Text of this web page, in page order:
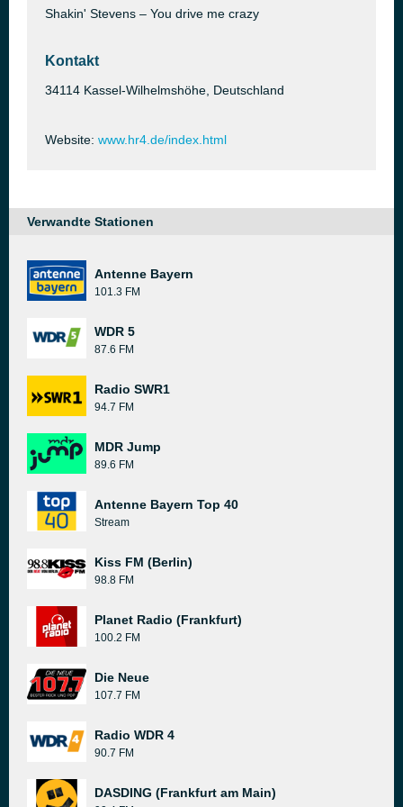
Shakin' Stevens – You drive me crazy
Kontakt
34114 Kassel-Wilhelmshöhe, Deutschland
Website: www.hr4.de/index.html
Verwandte Stationen
Antenne Bayern
101.3 FM
WDR 5
87.6 FM
Radio SWR1
94.7 FM
MDR Jump
89.6 FM
Antenne Bayern Top 40
Stream
Kiss FM (Berlin)
98.8 FM
Planet Radio (Frankfurt)
100.2 FM
Die Neue
107.7 FM
Radio WDR 4
90.7 FM
DASDING (Frankfurt am Main)